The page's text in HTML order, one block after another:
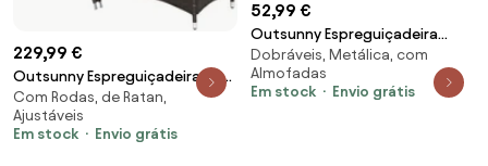
229,99 €
Outsunny Espreguiçadeira de
Vime Jardim Espreguiçadeira
com Encosto Ajustável em 5
Posições 200x73x30-103cm
Com Rodas, de Ratan,
Ajustáveis
Em stock
Envio grátis
52,99 €
Outsunny Espreguiçadeira
reclinável e dobrável com
almofada de leitura ou
massagem - Cor Azul - Aço -
Dobráveis, Metálica, com
Almofadas
Em stock
Envio grátis